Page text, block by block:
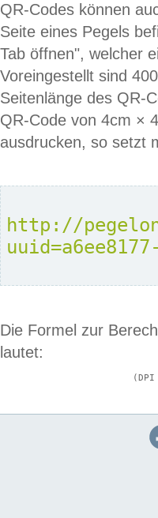
QR-Codes können
Seite eines Pegels
Tab öffnen", welcher
Voreingestellt sind
Seitenlänge des QR-
QR-Code von 4cm ×
ausdrucken, so setzt
http://
Die Formel zur
lautet: